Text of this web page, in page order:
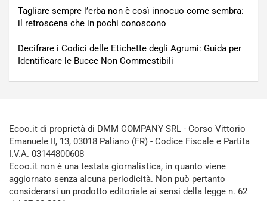
Tagliare sempre l’erba non è così innocuo come sembra:
il retroscena che in pochi conoscono
Decifrare i Codici delle Etichette degli Agrumi: Guida per
Identificare le Bucce Non Commestibili
Ecoo.it di proprietà di DMM COMPANY SRL - Corso Vittorio
Emanuele II, 13, 03018 Paliano (FR) - Codice Fiscale e Partita
I.V.A. 03144800608
Ecoo.it non è una testata giornalistica, in quanto viene
aggiornato senza alcuna periodicità. Non può pertanto
considerarsi un prodotto editoriale ai sensi della legge n. 62